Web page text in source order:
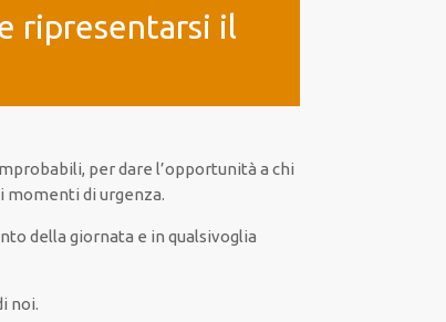
ripresentarsi il
, perdare l’opportunità a chi
momenti di urgenza.
della giornata e inqualsivoglia
noi.